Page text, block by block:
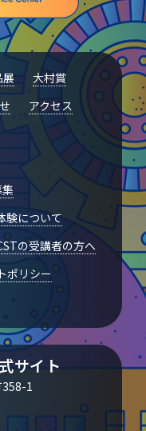
展
大村賞
アクセス
験について
の受講者の方へ
ポリシー
サイト
358-1